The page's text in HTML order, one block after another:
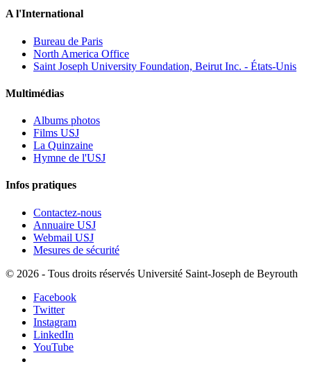
A l'International
Bureau de Paris
North America Office
Saint Joseph University Foundation, Beirut Inc. - États-Unis
Multimédias
Albums photos
Films USJ
La Quinzaine
Hymne de l'USJ
Infos pratiques
Contactez-nous
Annuaire USJ
Webmail USJ
Mesures de sécurité
© 2026 - Tous droits réservés Université Saint-Joseph de Beyrouth
Facebook
Twitter
Instagram
LinkedIn
YouTube